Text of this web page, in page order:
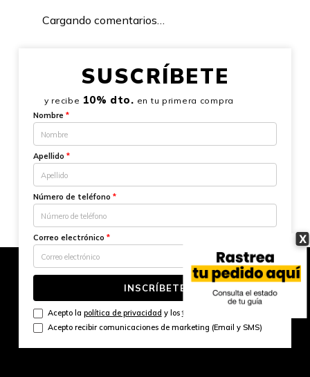
X
Cargando comentarios…
SUSCRÍBETE
y recibe 10% dto. en tu primera compra
Nombre *
Apellido *
Número de teléfono *
Correo electrónico *
INSCRÍBETE
Acepto la política de privacidad y lostérminos y condiciones
Acepto recibir comunicaciones de marketing (Email y SMS)